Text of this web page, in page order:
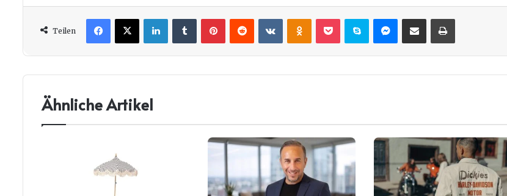
Teilen
Facebook
X LinkedInTumblrPinterestRedditVKontakteOdnoklassniki
PocketSkype Messenger
Teile per E-Mail Drucken
Ähnliche Artikel